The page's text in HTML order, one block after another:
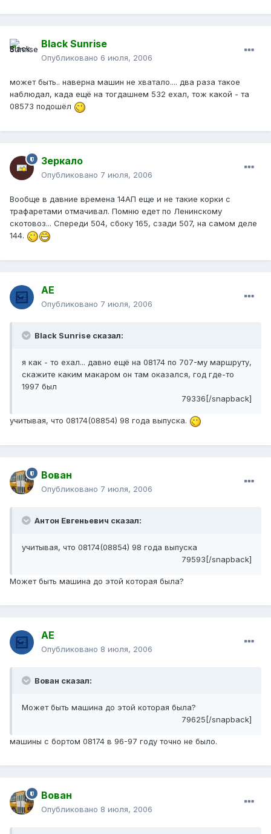
Black Sunrise
Опубликовано 6 июля, 2006
может быть.. наверна машин не хватало.... два раза такое
наблюдал, када ещё на тогдашнем 532 ехал, тож какой - та
08573 подошёл
Зеркало
Опубликовано 7 июля, 2006
Вообще в давние времена 14АП еще и не такие корки с
трафаретами отмачивал. Помню едет по Ленинскому
скотовоз... Спереди 504, сбоку 165, сзади 507, на самом деле
144.
АЕ
Опубликовано 7 июля, 2006
Black Sunrise сказал:
я как - то ехал... давно ещё на 08174 по 707-му маршруту,
скажите каким макаром он там оказался, год где-то
1997 был
79336[/snapback]
учитывая, что 08174(08854) 98 года выпуска.
Вован
Опубликовано 7 июля, 2006
Антон Евгеньевич сказал:
учитывая, что 08174(08854) 98 года выпуска
79593[/snapback]
Может быть машина до этой которая была?
АЕ
Опубликовано 8 июля, 2006
Вован сказал:
Может быть машина до этой которая была?
79625[/snapback]
машины с бортом 08174 в 96-97 году точно не было.
Вован
Опубликовано 8 июля, 2006